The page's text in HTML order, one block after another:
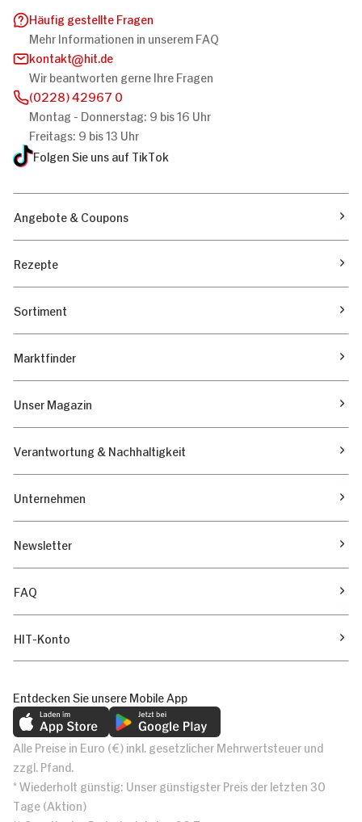
Häufig gestellte Fragen
Mehr Informationen in unserem FAQ
kontakt
hit.de
Wir beantworten gerne Ihre Fragen
(0228) 42967 0
Montag - Donnerstag: 9 bis 16 Uhr
Freitags: 9 bis 13 Uhr
Folgen Sie uns auf TikTok
Angebote & Coupons
Rezepte
Sortiment
Marktfinder
Unser Magazin
Verantwortung & Nachhaltigkeit
Unternehmen
Newsletter
FAQ
HIT-Konto
Entdecken Sie unsere Mobile App
Alle Preise in Euro (€) inkl. gesetzlicher Mehrwertsteuer und
zzgl. Pfand.
* Wiederholt günstig: Unser günstigster Preis der letzten 30
Tage (Aktion)